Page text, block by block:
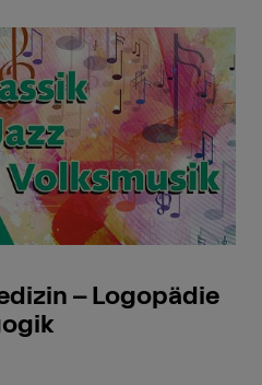
– Logopädie